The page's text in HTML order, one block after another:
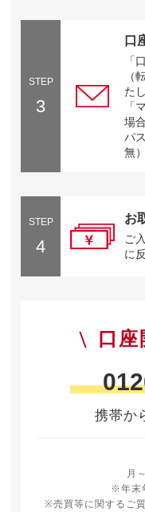
STEP
3
口
「
（
た
「
場
パ
無）
STEP
4
お
ご
に
口座
携帯か
月
月曜日
※年末
※売買等に関するご